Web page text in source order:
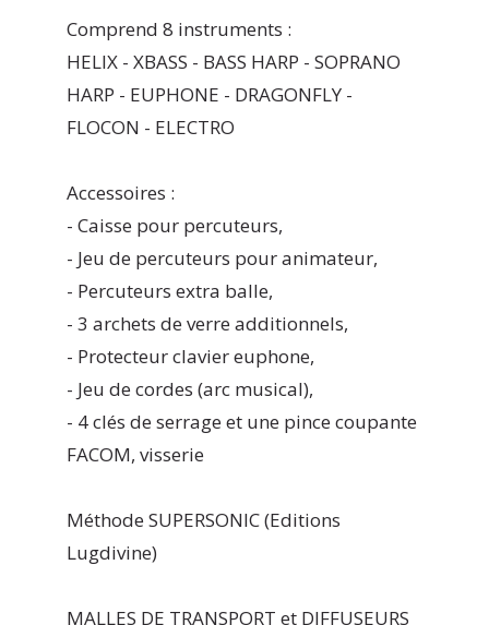
Comprend 8 instruments :
HELIX - XBASS - BASS HARP - SOPRANO
HARP - EUPHONE - DRAGONFLY -
FLOCON - ELECTRO
Accessoires :
- Caisse pour percuteurs,
- Jeu de percuteurs pour animateur,
- Percuteurs extra balle,
- 3 archets de verre additionnels,
- Protecteur clavier euphone,
- Jeu de cordes (arc musical),
- 4 clés de serrage et une pince coupante
FACOM, visserie
Méthode SUPERSONIC (Editions
Lugdivine)
MALLES DE TRANSPORT et DIFFUSEURS